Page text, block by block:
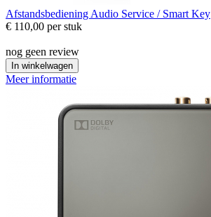
Afstandsbediening Audio Service / Smart Key
€ 110,00 per stuk
nog geen review
In winkelwagen
Meer informatie